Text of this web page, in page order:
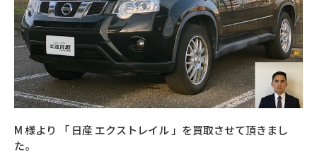
閉じる
M様より 「 日産 エクストレイル 」を買取させて頂きまし
た。